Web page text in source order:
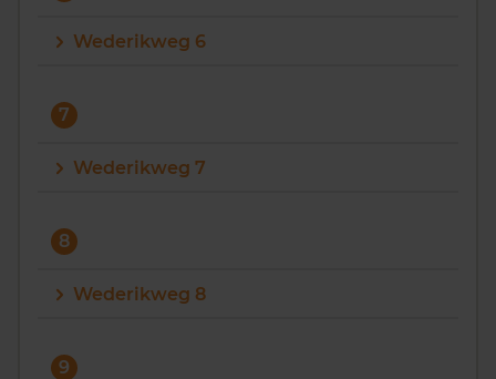
Wederikweg 6
7
Wederikweg 7
8
Wederikweg 8
9